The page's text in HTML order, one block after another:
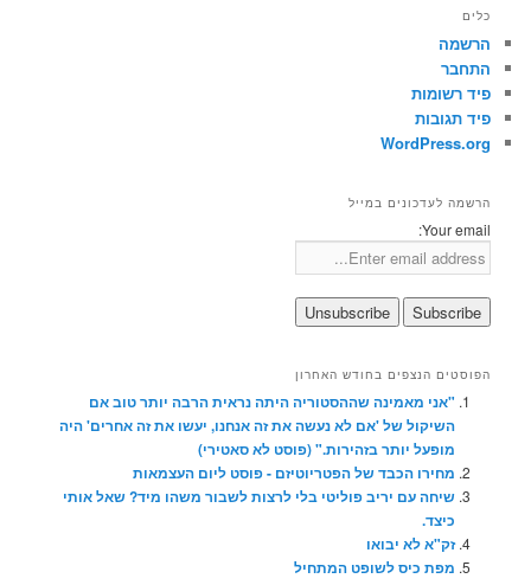
כלים
הרשמה
התחבר
פיד רשומות
פיד תגובות
WordPress.org
הרשמה לעדכונים במייל
Your email:
הפוסטים הנצפים בחודש האחרון
"אני מאמינה שההסטוריה היתה נראית הרבה יותר טוב אם
השיקול של 'אם לא נעשה את זה אנחנו, יעשו את זה אחרים' היה
מופעל יותר בזהירות." (פוסט לא סאטירי)
מחירו הכבד של הפטריוטיזם - פוסט ליום העצמאות
שיחה עם יריב פוליטי בלי לרצות לשבור משהו מיד? שאל אותי
כיצד.
זק"א לא יבואו
מפת כיס לשופט המתחיל